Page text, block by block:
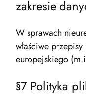
zakresie
W sprawach
właściwe
europejskiego
§7 Polityka